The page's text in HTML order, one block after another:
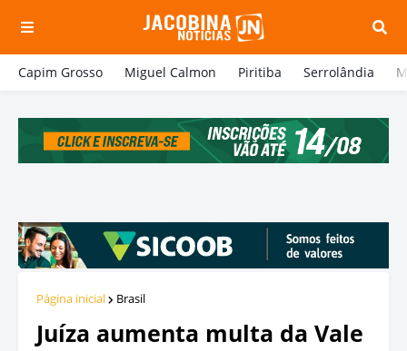
Capim Grosso Miguel Calmon Piritiba Serrolândia
Página inicial Brasil
Juíza aumenta multa da Vale